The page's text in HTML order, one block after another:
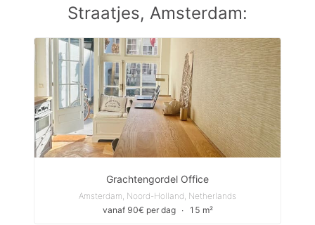
Straatjes, Amsterdam:
Grachtengordel Office
Amsterdam, Noord-Holland, Netherlands
vanaf 90€ per dag
∙ 15 m²